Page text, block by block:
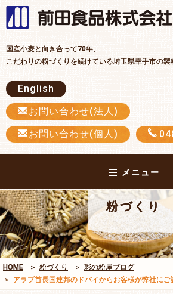
国産小麦と向き合って70年、
こだわりの粉づくりを続けている埼玉県幸手市の製
English
お問い合わせ(法人)
お問い合わせ(個人)
メニュー
粉づくり
HOME 粉づくり
彩の粉屋ブログ
アラブ首長国連邦のドバイからお客様が弊社にご